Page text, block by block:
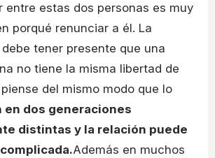
entre estas dos personas es muy
porqué renunciar a él. La
tener presente que una
no tiene la misma libertad de
del mismo modo que lo
en dos generaciones
distintas y la relación puede
Además en muchos